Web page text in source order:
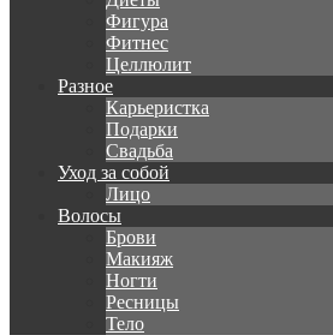
Фигура
Фитнес
Целлюлит
Разное
Карьеристка
Подарки
Свадьба
Уход за собой
Лицо
Волосы
Брови
Макияж
Ногти
Ресницы
Тело